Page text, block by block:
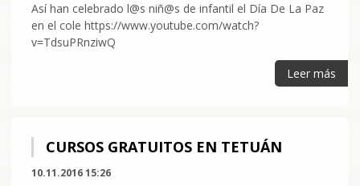
Así han celebrado l@s niñ@s de infantil el Día De La Paz
en el cole https://www.youtube.com/watch?
v=TdsuPRnziwQ
Leer más
CURSOS GRATUITOS EN TETUÁN
10.11.2016 15:26